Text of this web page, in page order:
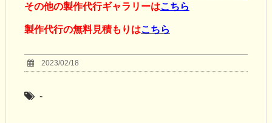
その他の製作代行ギャラリーはこちら
製作代行の無料見積もりはこちら
2023/02/18
-